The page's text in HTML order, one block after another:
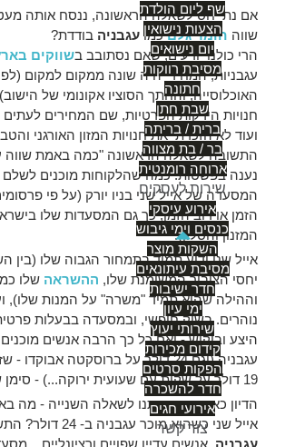
שף ליום הולדת
הצעות נישואין
יום נישואים
מסיבת רווקות
חתונה
שבת חתן
ברית / בריתה
בר / בת מצווה
ארוחה רומנטית
שירות לעסקים
אירוע עיסקי
כנסים וימי גיבוש
השקות מוצר
מסיבת עיתונאים
חדר ישיבות
ימי עיון
שירותי יעוץ
קידום מכירות
הפקות סרטים
חדר להשכרה
אירועי חגים
צור קשר
אם נתייחס לשאלה הראשונה, ננסח אותה
שווה חומר גלםכמו עגבניה בודדת?
הרי כולנו יודעים, שאם נסתובב בשווקים
עגבניות, המחיר יהיה שונה ממקום למקום
האוכלוסייה, והחתך הסוציו אקונומי של
חנויות הירקות הפרטיות, שם המחירים
ועוד לא הזכרתי את חנויות המזון האורגני
התשובה לשאלה הראשונה "כמה באמת שווה
נענה בפשטות: כמה שהלקוחות מוכנים לשלם
המסעדה של אייל שני בניו יורק (על פי
הזמן או רוב הזמן, כך גם המסעדות שלו
המזנון והסלון).
אייל שני ידוע תמיד בתמחור הגבוה שלו
יחסי הציבור המשומנת שלו, ההשראה שלו
וההילה שהוא תמיד "משרה" על המנות שלו),
נוהרים. בשוק חופשי, ובמסעדה בבעלות
עגבניה (וגם 24 דולר על ברוסקטה
19 דולר על שקית עם שעועית ירוקה...) - סימן שזה שווה להם.
הדיון כאן, מביא אותנו לשאלה השנייה - מה
אייל שני כשהוא מוכר עגבניה ב- 24 דולר? התשובה כמובן, היא לא